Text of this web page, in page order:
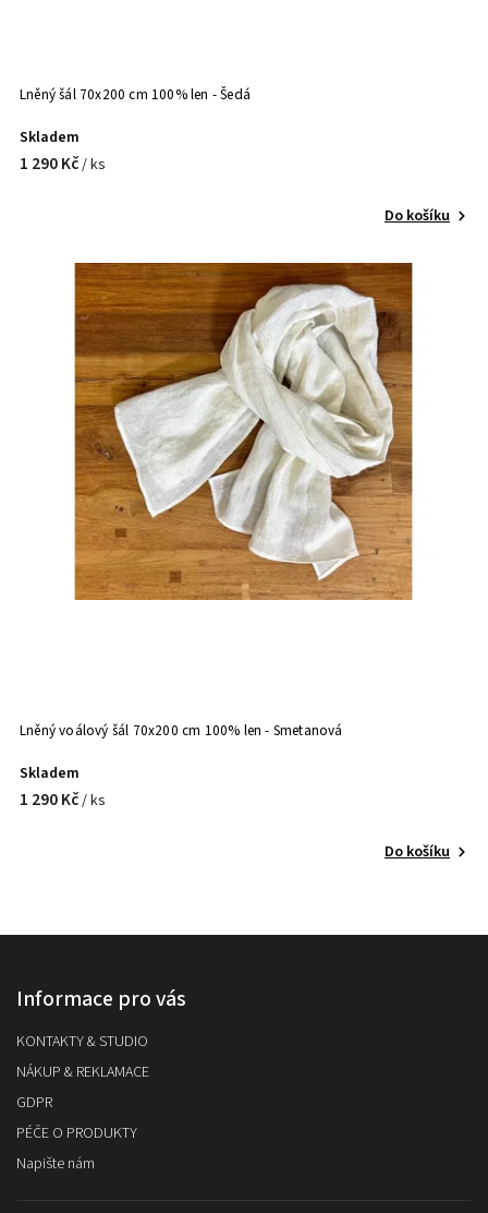
Lněný šál 70x200 cm 100% len - Šedá
Skladem
1 290 Kč/ ks
Do košíku
Lněný voálový šál 70x200 cm 100% len - Smetanová
Skladem
1 290 Kč/ ks
Do košíku
Informace pro vás
KONTAKTY & STUDIO
NÁKUP & REKLAMACE
GDPR
PÉČE O PRODUKTY
Napište nám